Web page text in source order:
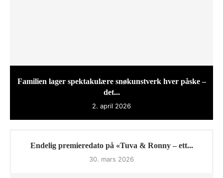
Familien lager spektakulære snøkunstverk hver påske –
det...
2. april 2026
Endelig premieredato på «Tuva & Ronny – ett...
30. mars 2026